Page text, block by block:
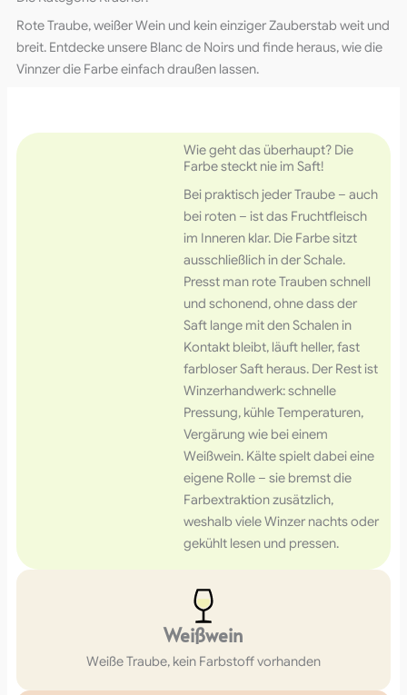
Rote Traube, weißer Wein und kein einziger Zauberstab weit und
breit. Entdecke unsere Blanc de Noirs und finde heraus, wie die
Vinnzer die Farbe einfach draußen lassen.
Wie geht das überhaupt? Die
Farbe steckt nie im Saft!
Bei praktisch jeder Traube – auch
bei roten – ist das Fruchtfleisch
im Inneren klar. Die Farbe sitzt
ausschließlich in der Schale.
Presst man rote Trauben schnell
und schonend, ohne dass der
Saft lange mit den Schalen in
Kontakt bleibt, läuft heller, fast
farbloser Saft heraus. Der Rest ist
Winzerhandwerk: schnelle
Pressung, kühle Temperaturen,
Vergärung wie bei einem
Weißwein. Kälte spielt dabei eine
eigene Rolle – sie bremst die
Farbextraktion zusätzlich,
weshalb viele Winzer nachts oder
gekühlt lesen und pressen.
Weißwein
Weiße Traube, kein Farbstoff vorhanden